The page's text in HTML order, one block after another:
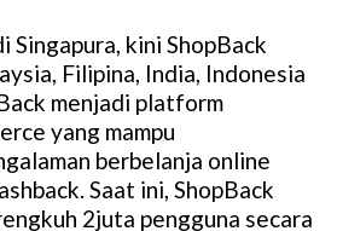
Singapura, kini ShopBack
Filipina, India, Indonesia
menjadi platform
yang mampu
berbelanja online
Saat ini, ShopBack
2juta pengguna secara